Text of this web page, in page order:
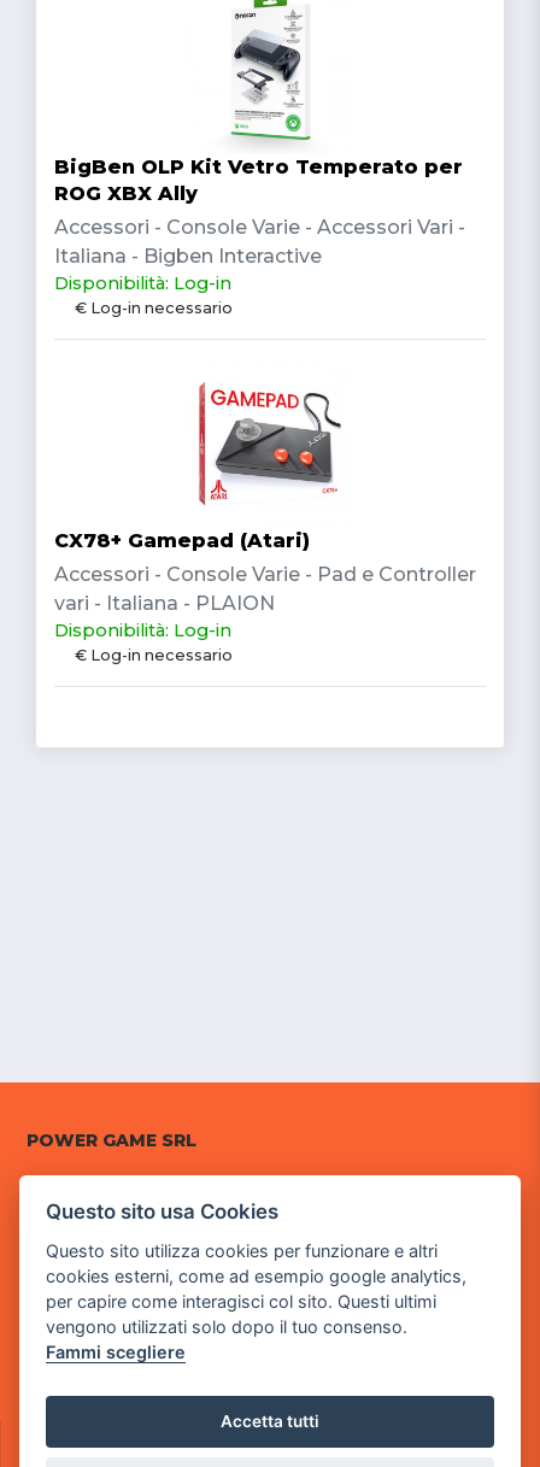
BigBen OLP Kit Vetro Temperato per
ROG XBX Ally
Accessori - Console Varie - Accessori Vari -
Italiana - Bigben Interactive
Disponibilità: Log-in
€ Log-in necessario
CX78+ Gamepad (Atari)
Accessori - Console Varie - Pad e Controller
vari - Italiana - PLAION
Disponibilità: Log-in
€ Log-in necessario
POWER GAME SRL
via Villaggio dei Platani, 3
- 25014 Castenedolo, Brescia
Sede Operativa
via Industriale, 2 - 25082 Botticino, BS
Partita iva 03308130982
Questo sito usa Cookies
Questo sito utilizza cookies per funzionare e altri
cookies esterni, come ad esempio google analytics,
per capire come interagisci col sito. Questi ultimi
vengono utilizzati solo dopo il tuo consenso.
Fammi scegliere
Accetta tutti